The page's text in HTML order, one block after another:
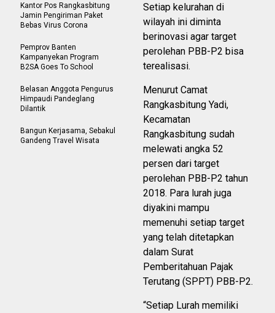
Setiap kelurahan di
wilayah ini diminta
berinovasi agar target
perolehan PBB-P2 bisa
terealisasi.
Menurut Camat
Rangkasbitung Yadi,
Kecamatan
Rangkasbitung sudah
melewati angka 52
persen dari target
perolehan PBB-P2 tahun
2018. Para lurah juga
diyakini mampu
memenuhi setiap target
yang telah ditetapkan
dalam Surat
Pemberitahuan Pajak
Terutang (SPPT) PBB-P2.
“Setiap Lurah memiliki
Kantor Pos Rangkasbitung
Jamin Pengiriman Paket
Bebas Virus Corona
Pemprov Banten
Kampanyekan Program
B2SA Goes To School
Belasan Anggota Pengurus
Himpaudi Pandeglang
Dilantik
Bangun Kerjasama, Sebakul
Gandeng Travel Wisata